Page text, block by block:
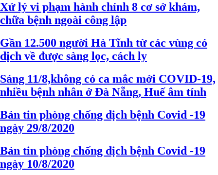
Xử lý vi phạm hành chính 8 cơ sở khám,
chữa bệnh ngoài công lập
Gần 12.500 người Hà Tĩnh từ các vùng có
dịch về được sàng lọc, cách ly
Sáng 11/8,không có ca mắc mới COVID-19,
nhiều bệnh nhân ở Đà Nẵng, Huế âm tính
Bản tin phòng chống dịch bệnh Covid -19
ngày 29/8/2020
Bản tin phòng chống dịch bệnh Covid -19
ngày 10/8/2020